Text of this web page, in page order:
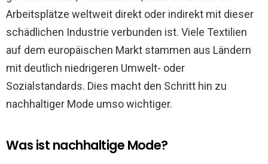
Arbeitsplätze weltweit direkt oder indirekt mit dieser
schädlichen Industrie verbunden ist. Viele Textilien
auf dem europäischen Markt stammen aus Ländern
mit deutlich niedrigeren Umwelt- oder
Sozialstandards. Dies macht den Schritt hin zu
nachhaltiger Mode umso wichtiger.
Was ist nachhaltige Mode?